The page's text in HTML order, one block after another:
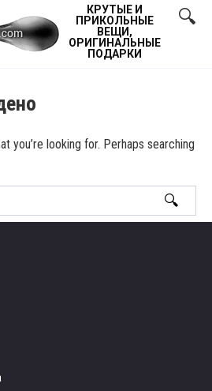
КРУТЫЕ И
ПРИКОЛЬНЫЕ
ВЕЩИ,
ОРИГИНАЛЬНЫЕ
ПОДАРКИ
you’re looking for. Perhaps searching